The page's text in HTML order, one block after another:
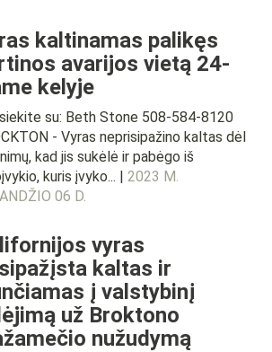
kaltinamas palikęs
avarijos vietą 24-
kelyje
su: Beth Stone 508-584-8120
- Vyras neprisipažino kaltas dėl
kad jis sukėlė ir pabėgo iš
kuris įvyko... | 2023 M.
06 D.
vyras
kaltas ir
į valstybinį
už Broktono
nužudymą